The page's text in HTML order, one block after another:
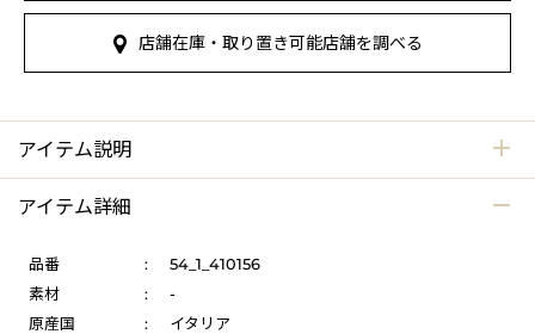
店舗在庫・取り置き可能店舗を調べる
アイテム説明
アイテム詳細
品番 :
54_1_410156
素材
:
-
原産国
:
イタリア